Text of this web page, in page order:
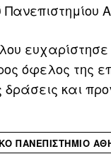
Πανεπιστημίου
ευχαρίστησε
όφελος της
δράσεις και
ΠΑΝΕΠΙΣΤΉΜΙΟ